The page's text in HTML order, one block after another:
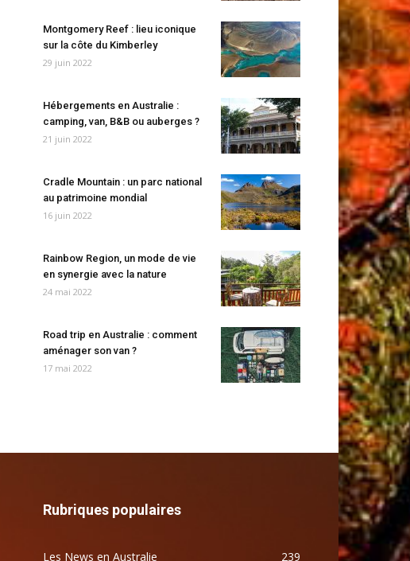
Montgomery Reef : lieu iconique
sur la côte du Kimberley
29 juin 2022
Hébergements en Australie :
camping, van, B&B ou auberges ?
21 juin 2022
Cradle Mountain : un parc national
au patrimoine mondial
16 juin 2022
Rainbow Region, un mode de vie
en synergie avec la nature
24 mai 2022
Road trip en Australie : comment
aménager son van ?
17 mai 2022
Rubriques populaires
Les News en Australie
239